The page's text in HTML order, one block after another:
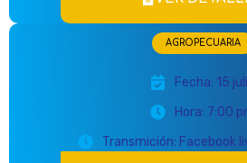
AGROPECUARIA
Fecha: 15
Hora: 7:00
Transmición: Facebook